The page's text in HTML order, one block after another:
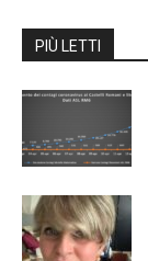
PIÙ LETTI